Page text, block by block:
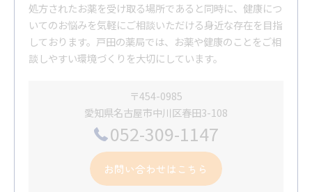
処方されたお薬を受け取る場所であると同時に、健康につ
いてのお悩みを気軽にご相談いただける身近な存在を目指
しております。戸田の薬局では、お薬や健康のことをご相
談しやすい環境づくりを大切にしています。
〒454-0985
愛知県名古屋市中川区春田3-108
052-309-1147
お問い合わせはこちら